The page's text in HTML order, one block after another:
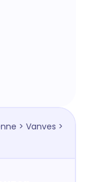
> Vanves >